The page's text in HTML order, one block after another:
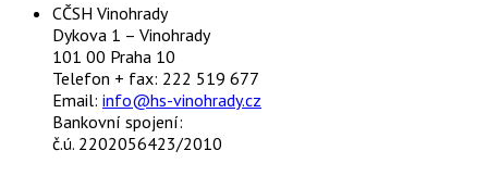
CČSH Vinohrady
Dykova 1 – Vinohrady
101 00 Praha 10
Telefon + fax: 222 519 677
Email: info@hs-vinohrady.cz
Bankovní spojení:
č.ú. 2202056423/2010